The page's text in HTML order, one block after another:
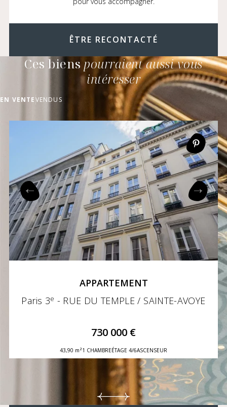
ÊTRE RECONTACTÉ
Ces biens pourraient aussi vous
intéresser
EN VENTEVENDUS
APPARTEMENT
Paris 3e - RUE DU TEMPLE / SAINTE-AVOYE
730 000 €
43,90 m²1 CHAMBREÉTAGE 4/6ASCENSEUR